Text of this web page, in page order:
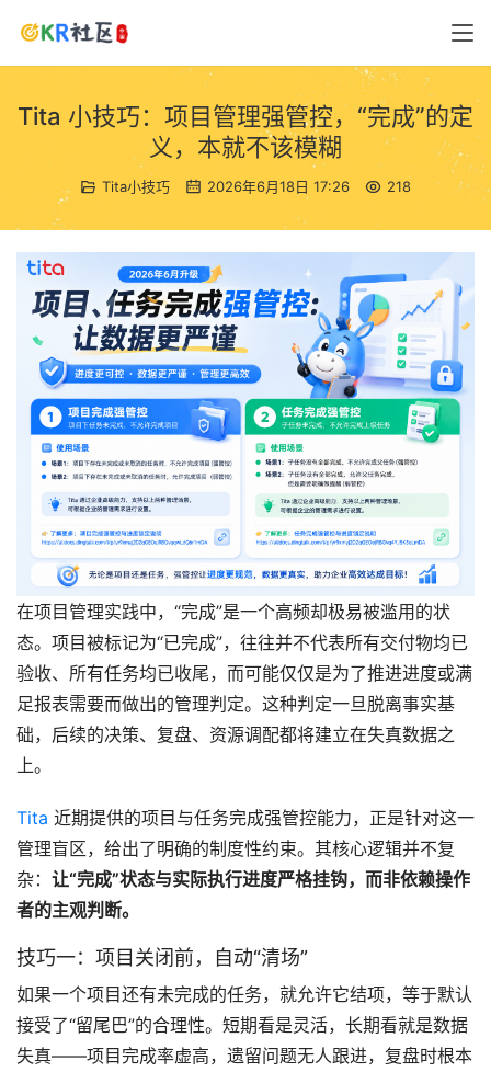
Tita 小技巧：项目管理强管控，“完成”的定
义，本就不该模糊
Tita小技巧 2026年6月18日 17:26 218
在项目管理实践中，“完成”是一个高频却极易被滥用的状
态。项目被标记为“已完成”，往往并不代表所有交付物均已
验收、所有任务均已收尾，而可能仅仅是为了推进进度或满
足报表需要而做出的管理判定。这种判定一旦脱离事实基
础，后续的决策、复盘、资源调配都将建立在失真数据之
上。
Tita 近期提供的项目与任务完成强管控能力，正是针对这一
管理盲区，给出了明确的制度性约束。其核心逻辑并不复
杂： 让“完成”状态与实际执行进度严格挂钩，而非依赖操作
者的主观判断。
技巧一：项目关闭前，自动“清场”
如果一个项目还有未完成的任务，就允许它结项，等于默认
接受了“留尾巴”的合理性。短期看是灵活，长期看就是数据
失真——项目完成率虚高，遗留问题无人跟进，复盘时根本